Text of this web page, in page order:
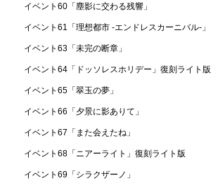
イベント60「塵影に交わる残響」
イベント61「理想都市 -エンドレスカーニバル-」
イベント63「未完の断章」
イベント64「ドッソレスホリデー」復刻ライト版
イベント65「翠玉の夢」
イベント66「夕景に影ありて」
イベント67「また会えたね」
イベント68「ニアーライト」復刻ライト版
イベント69「シラクザーノ」